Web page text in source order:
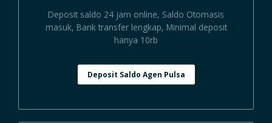
Deposit saldo 24 jam online, Saldo Otomasis
masuk, Bank transfer lengkap, Minimal deposit
hanya 10rb
Deposit Saldo Agen Pulsa